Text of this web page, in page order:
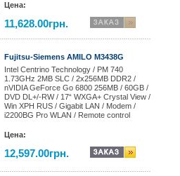
Цена:
11,628.00грн.
Fujitsu-Siemens AMILO M3438G
Intel Centrino Technology / PM 740
1.73GHz 2MB SLC / 2x256MB DDR2 /
nVIDIA GeForce Go 6800 256MB / 60GB /
DVD DL+/-RW / 17“ WXGA+ Crystal View /
Win XPH RUS / Gigabit LAN / Modem /
i2200BG Pro WLAN / Remote control
Цена:
12,597.00грн.